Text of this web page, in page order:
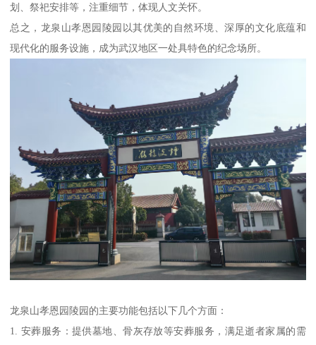
划、祭祀安排等，注重细节，体现人文关怀。
总之，龙泉山孝恩园陵园以其优美的自然环境、深厚的文化底蕴和
现代化的服务设施，成为武汉地区一处具特色的纪念场所。
龙泉山孝恩园陵园的主要功能包括以下几个方面：
1. 安葬服务：提供墓地、骨灰存放等安葬服务，满足逝者家属的需